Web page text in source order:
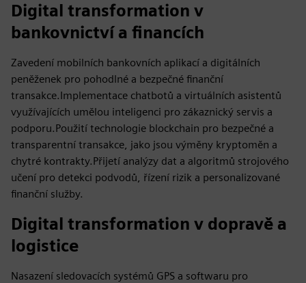
Digital transformation v
bankovnictví a financích
Zavedení mobilních bankovních aplikací a digitálních
peněženek pro pohodlné a bezpečné finanční
transakce.Implementace chatbotů a virtuálních asistentů
využívajících umělou inteligenci pro zákaznický servis a
podporu.Použití technologie blockchain pro bezpečné a
transparentní transakce, jako jsou výměny kryptoměn a
chytré kontrakty.Přijetí analýzy dat a algoritmů strojového
učení pro detekci podvodů, řízení rizik a personalizované
finanční služby.
Digital transformation v dopravě a
logistice
Nasazení sledovacích systémů GPS a softwaru pro